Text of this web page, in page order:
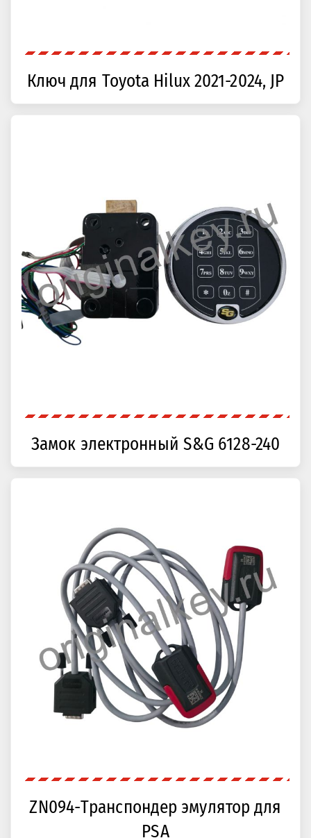
Ключ для Toyota Hilux 2021-2024, JP
Замок электронный S&G 6128-240
ZN094-Транспондер эмулятор для
PSA